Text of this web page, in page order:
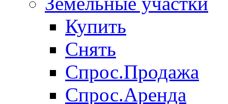
Купить
Снять
Спрос.Продажа
Спрос.Аренда